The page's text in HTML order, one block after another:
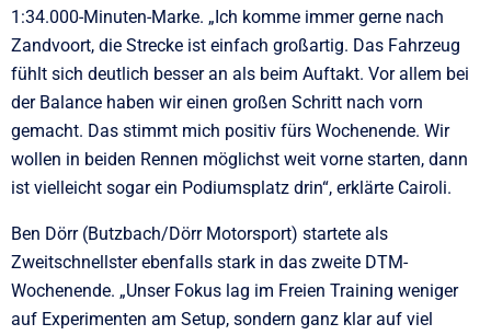
1:34.000-Minuten-Marke. „Ich komme immer gerne nach
Zandvoort, die Strecke ist einfach großartig. Das Fahrzeug
fühlt sich deutlich besser an als beim Auftakt. Vor allem bei
der Balance haben wir einen großen Schritt nach vorn
gemacht. Das stimmt mich positiv fürs Wochenende. Wir
wollen in beiden Rennen möglichst weit vorne starten, dann
ist vielleicht sogar ein Podiumsplatz drin“, erklärte Cairoli.
Ben Dörr (Butzbach/Dörr Motorsport) startete als
Zweitschnellster ebenfalls stark in das zweite DTM-
Wochenende. „Unser Fokus lag im Freien Training weniger
auf Experimenten am Setup, sondern ganz klar auf viel